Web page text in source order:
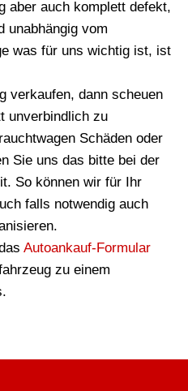
aber auch komplett defekt,
unabhängig vom
was für uns wichtig ist, ist
verkaufen, dann scheuen
unverbindlich zu
Schäden oder
Sie uns das bitte bei der
So können wir für Ihr
falls notwendig auch
Autoankauf-Formular
zu einem